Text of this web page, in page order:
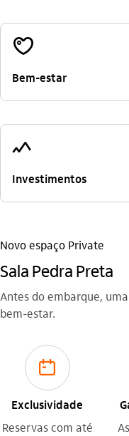
vida_outline
Bem-estar
acoes_grafico_outline
Investimentos
Novo espaço Private
Sala Pedra Preta
Antes do embarque,
bem-estar.
daily_outline
Exclusividade
Reservas com até